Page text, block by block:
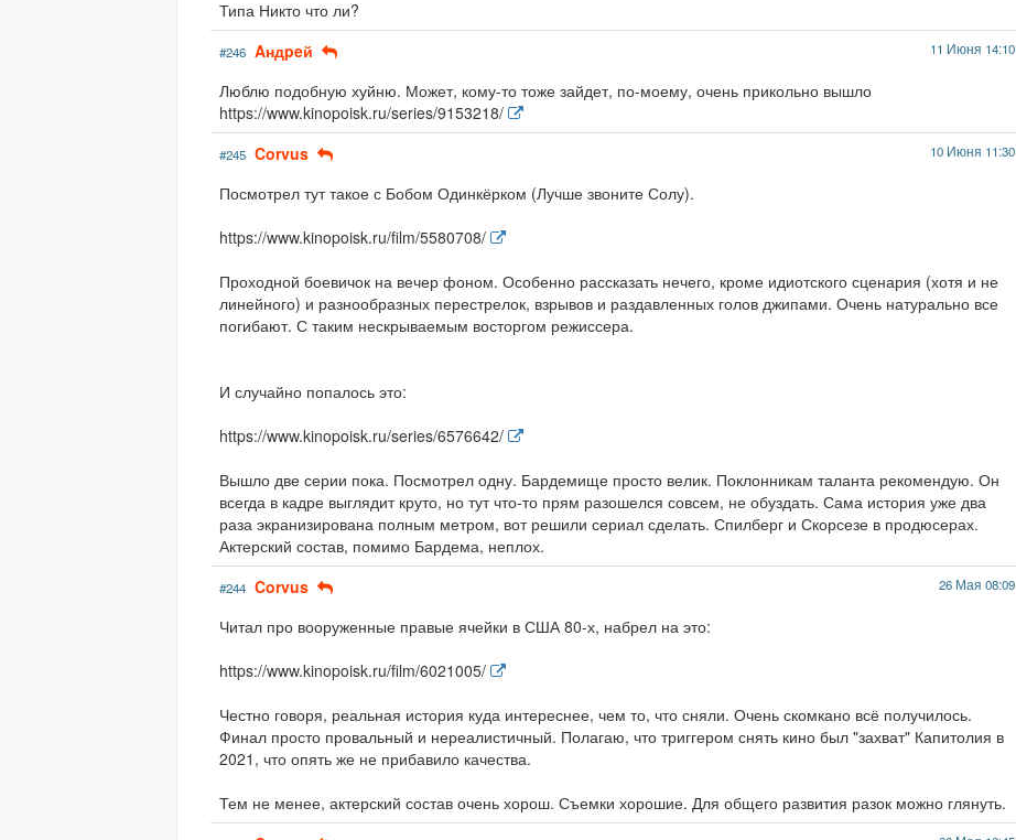
Типа Никто что ли?
#246 Aндpeй 11 Июня 14:10
Люблю подобную хуйню. Может, кому-то тоже зайдет, по-моему, очень прикольно вышло
https://www.kinopoisk.ru/series/9153218/
#245 Corvus 10 Июня 11:30
Посмотрел тут такое с Бобом Одинкёрком (Лучше звоните Солу).
https://www.kinopoisk.ru/film/5580708/
Проходной боевичок на вечер фоном. Особенно рассказать нечего, кроме идиотского сценария (хотя и не
линейного) и разнообразных перестрелок, взрывов и раздавленных голов джипами. Очень натурально все
погибают. С таким нескрываемым восторгом режиссера.
И случайно попалось это:
https://www.kinopoisk.ru/series/6576642/
Вышло две серии пока. Посмотрел одну. Бардемище просто велик. Поклонникам таланта рекомендую. Он
всегда в кадре выглядит круто, но тут что-то прям разошелся совсем, не обуздать. Сама история уже два
раза экранизирована полным метром, вот решили сериал сделать. Спилберг и Скорсезе в продюсерах.
Актерский состав, помимо Бардема, неплох.
#244 Corvus 26 Мая 08:09
Читал про вооруженные правые ячейки в США 80-х, набрел на это:
https://www.kinopoisk.ru/film/6021005/
Честно говоря, реальная история куда интереснее, чем то, что сняли. Очень скомкано всё получилось.
Финал просто провальный и нереалистичный. Полагаю, что триггером снять кино был "захват" Капитолия в
2021, что опять же не прибавило качества.
Тем не менее, актерский состав очень хорош. Съемки хорошие. Для общего развития разок можно глянуть.